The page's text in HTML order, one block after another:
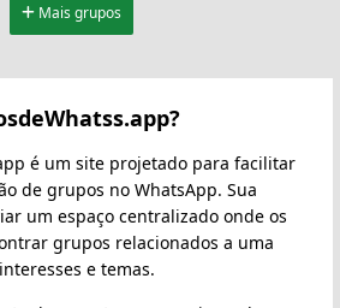
Mais grupos
é um site projetado para facilitar
de grupos no WhatsApp. Sua
um espaço centralizado onde os
grupos relacionados a uma
e temas.